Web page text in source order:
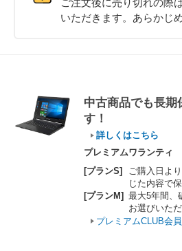
ご注文後に売り切れの際
いただきます。あらかじ
中古商品でも長期
す！
詳しくはこちら
プレミアムワランティ
[プランS]
ご購入日よ
じた内容で
[プランM] 最大5年間、
お選びいただ
プレミアムCLUB会